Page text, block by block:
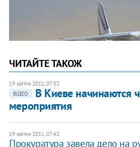
ЧИТАЙТЕ ТАКОЖ
19 квітня 2011, 07:52
ВІДЕО
В Киеве начинаются
мероприятия
19 квітня 2011, 07:42
Прокуратура завела дело на